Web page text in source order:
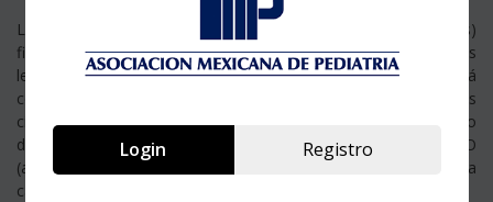
La Asociación Mexicana de Pediatría, A.C., para cumplir la(s)
finalidad(es) anteriormente descrita(s) u otras aquellas exigidas
legalmente o por las autoridades competentes, podrá
comunicar a sus proveedores y a las autoridades competentes
cierta información recopilada de usted. A partir del 6 de enero
de 2012 usted podrá ejercer cualquiera de los derechos ARCO
(acceso, rectificación, cancelación u oposición) mediante una
carta por escrito que entregue en la dirección escrita arriba.
Login Registro